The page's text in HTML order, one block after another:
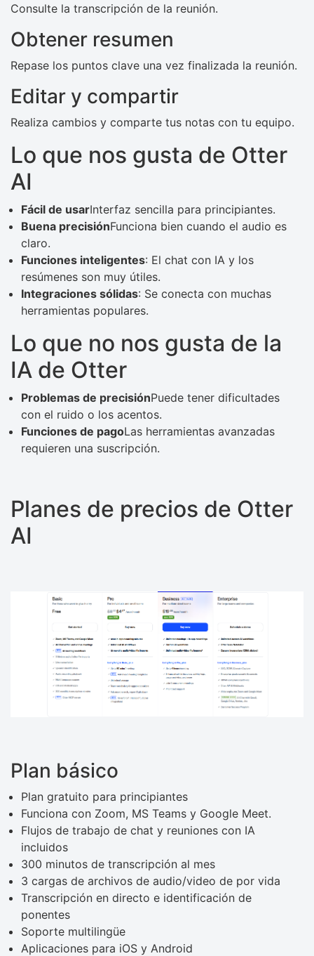
Consulte la transcripción de la reunión.
Obtener resumen
Repase los puntos clave una vez finalizada la reunión.
Editar y compartir
Realiza cambios y comparte tus notas con tu equipo.
Lo que nos gusta de Otter
AI
Fácil de usarInterfaz sencilla para principiantes.
Buena precisiónFunciona bien cuando el audio es
claro.
Funciones inteligentes: El chat con IA y los
resúmenes son muy útiles.
Integraciones sólidas: Se conecta con muchas
herramientas populares.
Lo que no nos gusta de la
IA de Otter
Problemas de precisiónPuede tener dificultades
con el ruido o los acentos.
Funciones de pagoLas herramientas avanzadas
requieren una suscripción.
Planes de precios de Otter
AI
Plan básico
Plan gratuito para principiantes
Funciona con Zoom, MS Teams y Google Meet.
Flujos de trabajo de chat y reuniones con IA
incluidos
300 minutos de transcripción al mes
3 cargas de archivos de audio/video de por vida
Transcripción en directo e identificación de
ponentes
Soporte multilingüe
Aplicaciones para iOS y Android